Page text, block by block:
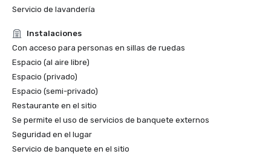
Servicio de lavandería
Instalaciones
Con acceso para personas en sillas de ruedas
Espacio (al aire libre)
Espacio (privado)
Espacio (semi-privado)
Restaurante en el sitio
Se permite el uso de servicios de banquete externos
Seguridad en el lugar
Servicio de banquete en el sitio